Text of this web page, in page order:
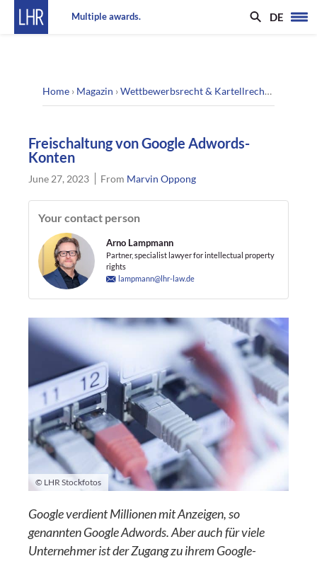
Multiple awards. DE
Home › Magazin ›Wettbewerbsrecht & Kartellrecht ›
Freischaltung von Google Adwords-
Konten
June 27, 2023 From Marvin Oppong
Your contact person
Arno Lampmann
Partner, specialist lawyer for intellectual property
rights
lampmann@lhr-law.de
© LHR Stockfotos
Google verdient Millionen mit Anzeigen, so
genannten Google Adwords. Aber auch für viele
Unternehmer ist der Zugang zu ihrem Google-